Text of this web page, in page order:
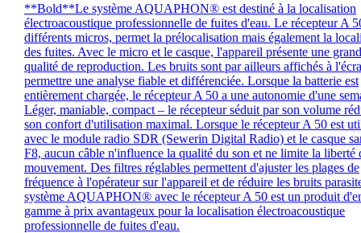
**Bold**Le système AQUAPHON® est destiné à la localisation
électroacoustique professionnelle de fuites d'eau. Le récepteur A
différents micros, permet la prélocalisation mais également la
des fuites. Avec le micro et le casque, l'appareil présente une
qualité de reproduction. Les bruits sont par ailleurs affichés à
permettre une analyse fiable et différenciée. Lorsque la batterie est
entièrement chargée, le récepteur A 50 a une autonomie d'une
Léger, maniable, compact – le récepteur séduit par son volume
son confort d'utilisation maximal. Lorsque le récepteur A 50 est
avec le module radio SDR (Sewerin Digital Radio) et le casque
F8, aucun câble n'influence la qualité du son et ne limite la liberté
mouvement. Des filtres réglables permettent d'ajuster les plages de
fréquence à l'opérateur sur l'appareil et de réduire les bruits
système AQUAPHON® avec le récepteur A 50 est un produit
gamme à prix avantageux pour la localisation électroacoustique
professionnelle de fuites d'eau.